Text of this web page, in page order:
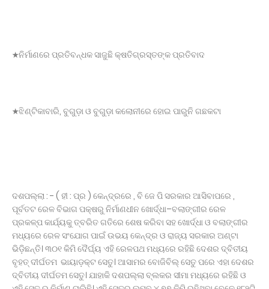
★ନିର୍ମାଣରେ ପ୍ରତିବନ୍ଧକ ସାଜୁଛି କ୍ଷତିଗ୍ରସ୍ତଙ୍କ ପ୍ରତିବାଦ
★ଝିଣ୍ଟିକାବାରି, ବୁଗୁଡ଼ା ଓ ବୁଗୁଡ଼ା କଲୋନୀରେ ହୋଇ ପାରୁନି ଗଛକଟା
ଦଶପଲ୍ଲା : - ( ହୀ : ପ୍ର ) କେନ୍ଦ୍ରରେ , ବି ଜେ ପି ସରକାର ଆସିବାପରେ ,
ପୂର୍ବତଟ ରେଳ ବିଭାଗ ପକ୍ଷରୁ ନିର୍ମାଣଧୀନ ଖୋର୍ଦ୍ଧା–ବଲାଙ୍ଗୀର ରେଳ
ପ୍ରକଳ୍ପ କାର୍ଯ୍ୟକୁ ତ୍ବରିତ ଗତିରେ ଶେଷ କରିବା ସହ ଖୋର୍ଦ୍ଧା ଓ ବଲାଙ୍ଗୀର
ମଧ୍ୟରେ ରେଳ ସଂଯୋଗ ପାଇଁ ଉଭୟ କେନ୍ଦ୍ର ଓ ରାଜ୍ୟ ସରକାର ଅଣ୍ଟା
ଭିଡ଼ିଛନ୍ତି। ୩୦୧ କିମି ଦୈର୍ଘ୍ୟ ଏହି ରେଳପଥ ମଧ୍ୟରେ ରହିଛି ଦେଶର ଦ୍ବିତୀୟ
ବୃହତ୍ ଦୀର୍ଘତମ ଭାୟାଡ଼କ୍ଟ ସେତୁ। ଆସାମର ବୋଜିବିଲ୍ ସେତୁ ପରେ ଏହା ଦେଶର
ଦ୍ବିତୀୟ ଦୀର୍ଘତମ ସେତୁ। ଯାହାକି ଦଶପଲ୍ଲା ବ୍ଲକର ସୀମା ମଧ୍ୟରେ ରହିଛି ଓ